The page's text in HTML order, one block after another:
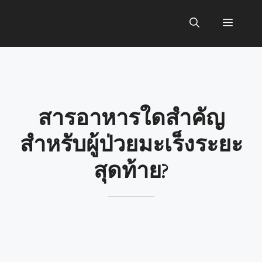
Menu
สารอาหารใดสำคัญ
สำหรับผู้ป่วยมะเร็งระยะ
สุดท้าย?